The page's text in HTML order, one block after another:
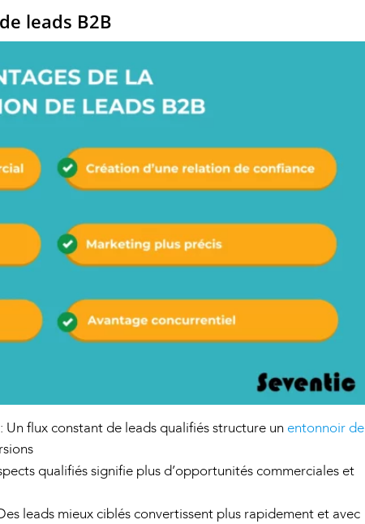
leads B2B
: Un flux constant de leads qualifiés structure un entonnoir de
qualifiés signifie plus d’opportunités commerciales et
leads mieux ciblés convertissent plus rapidement et avec